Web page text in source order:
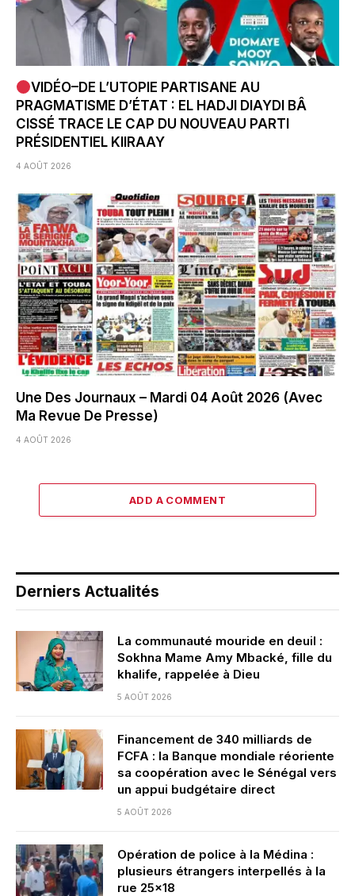
VIDÉO–DE L’UTOPIE PARTISANE AU
PRAGMATISME D’ÉTAT : EL HADJI DIAYDI BÂ
CISSÉ TRACE LE CAP DU NOUVEAU PARTI
PRÉSIDENTIEL KIIRAAY
4 AOÛT 2026
Une Des Journaux – Mardi 04 Août 2026 (Avec
Ma Revue De Presse)
4 AOÛT 2026
ADD A COMMENT
Derniers Actualités
La communauté mouride en deuil :
Sokhna Mame Amy Mbacké, fille du
khalife, rappelée à Dieu
5 AOÛT 2026
Financement de 340 milliards de
FCFA : la Banque mondiale réoriente
sa coopération avec le Sénégal vers
un appui budgétaire direct
5 AOÛT 2026
Opération de police à la Médina :
plusieurs étrangers interpellés à la
rue 25×18